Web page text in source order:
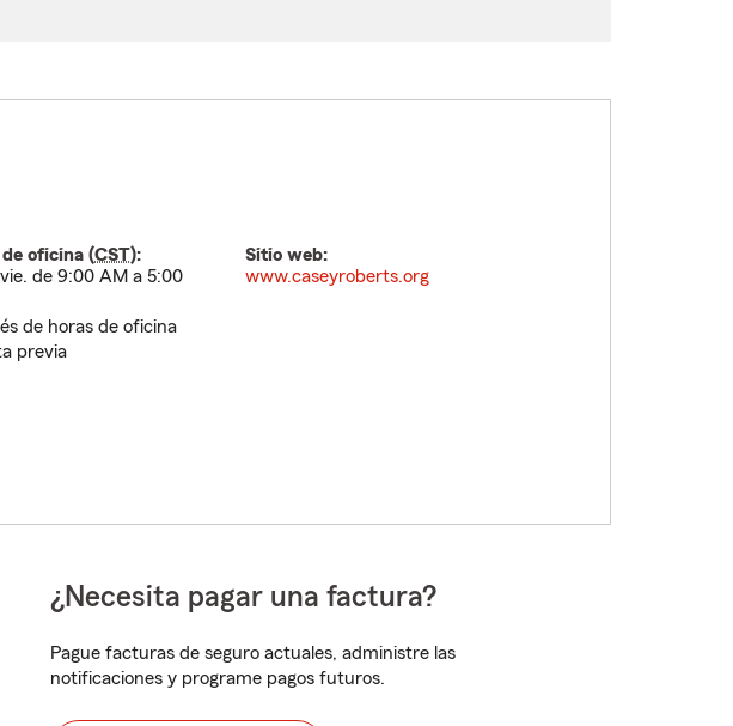
de oficina (CST):
de 9:00 AM a 5:00
de horas de oficina
previa
Sitio web:
www.caseyroberts.org
¿Necesita pagar una factura?
Pague facturas de seguro actuales, administre las
notificaciones y programe pagos futuros.